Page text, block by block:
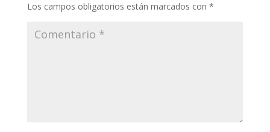
Los campos obligatorios están marcados con *